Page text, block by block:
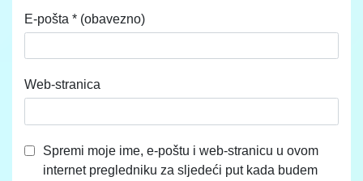
E-pošta * (obavezno)
Web-stranica
Spremi moje ime, e-poštu i web-stranicu u ovom
internet pregledniku za sljedeći put kada budem